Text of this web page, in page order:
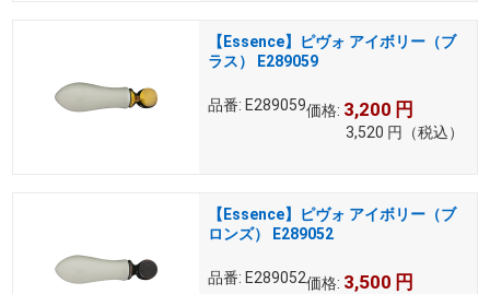
【Essence】ピヴォ アイボリー（ブ
ラス） E289059
品番: E289059価格: 3,200 円
3,520 円 （税込）
【Essence】ピヴォ アイボリー（ブ
ロンズ） E289052
品番: E289052価格: 3,500 円